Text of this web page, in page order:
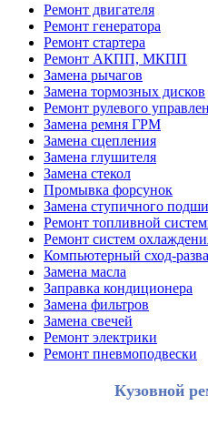
Ремонт двигателя
Ремонт генератора
Ремонт стартера
Ремонт АКПП, МКПП
Замена рычагов
Замена тормозных дисков
Ремонт рулевого
Замена ремня ГРМ
Замена сцепления
Замена глушителя
Замена стекол
Промывка форсунок
Замена ступичного
Ремонт топливной
Ремонт систем
Компьютерный сход-
Замена масла
Заправка кондиционера
Замена фильтров
Замена свечей
Ремонт электрики
Ремонт пневмоподвески
Кузовной